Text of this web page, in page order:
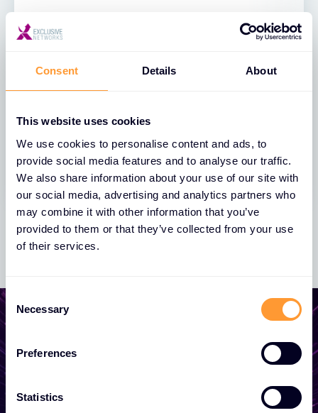
Consent Details About
This website uses cookies
We use cookies to personalise content and ads, to
provide social media features and to analyse our traffic.
We also share information about your use of our site with
our social media, advertising and analytics partners who
may combine it with other information that you’ve
provided to them or that they’ve collected from your use
of their services.
C
n
t
Necessary
Preferences
Statistics
Palo Alto Networks - journée SASE
- Bordeaux
Participez à une journée dédiée au SASE
Palo Alto Networks
Commencez à développer